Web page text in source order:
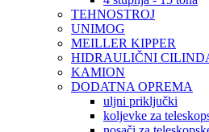
TEHNOSTROJ
UNIMOG
MEILLER KIPPER
HIDRAULIČNI
KAMION
DODATNA OPREMA
uljni priključki
koljevke za